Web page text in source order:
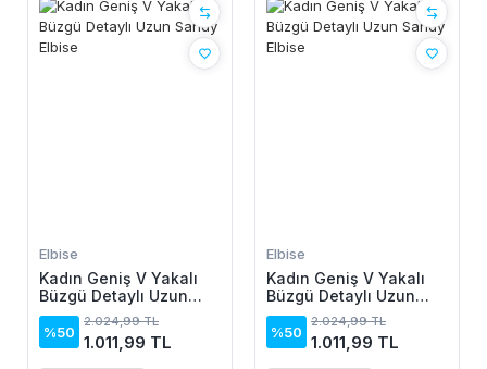
Elbise
Kadın Geniş V Yakalı
Büzgü Detaylı Uzun
Sandy Elbise
%50
2.024,99 TL
1.011,99 TL
Elbise
Kadın Geniş V Yakalı
Büzgü Detaylı Uzun
Sandy Elbise
%50
2.024,99 TL
1.011,99 TL